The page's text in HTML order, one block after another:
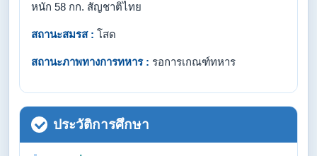
หนัก 58 กก. สัญชาติไทย
สถานะสมรส : โสด
สถานะภาพทางการทหาร : รอการเกณฑ์ทหาร
ประวัติการศึกษา